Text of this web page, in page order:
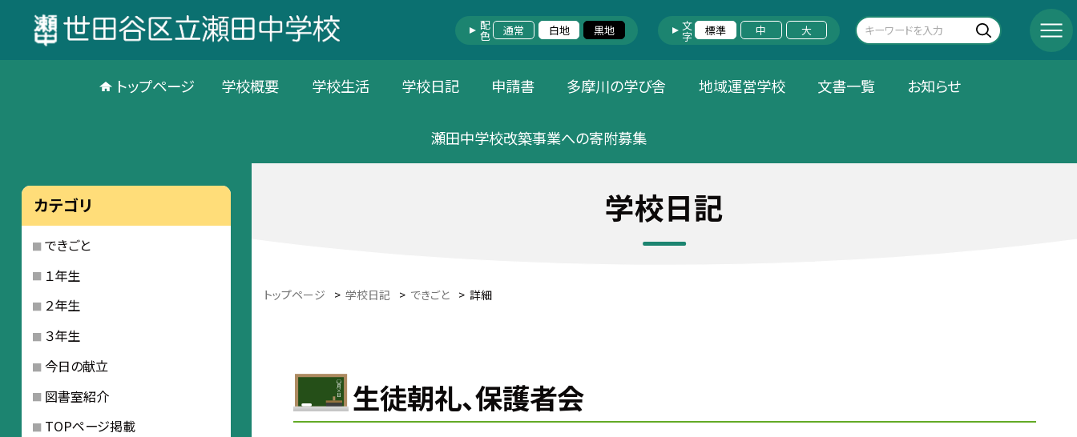
配色 通常 白地 黒地 文字 標準 中 大
トップページ 学校概要 学校生活 学校日記 申請書 多摩川の学び舎 地域運営学校 文書一覧 お知らせ
瀬田中学校改築事業への寄附募集
学校日記
トップページ > 学校日記 > できごと > 詳細
生徒朝礼、保護者会
カテゴリ
できごと
１年生
２年生
３年生
今日の献立
図書室紹介
TOPページ掲載